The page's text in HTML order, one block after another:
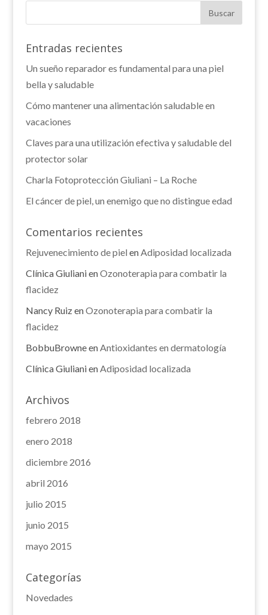
Entradas recientes
Un sueño reparador es fundamental para una piel
bella y saludable
Cómo mantener una alimentación saludable en
vacaciones
Claves para una utilización efectiva y saludable del
protector solar
Charla Fotoprotección Giuliani – La Roche
El cáncer de piel, un enemigo que no distingue edad
Comentarios recientes
Rejuvenecimiento de piel enAdiposidad localizada
Clínica GiulianienOzonoterapia para combatir la
flacidez
Nancy RuizenOzonoterapia para combatir la
flacidez
BobbuBrowneenAntioxidantes en dermatología
Clínica GiulianienAdiposidad localizada
Archivos
febrero 2018
enero 2018
diciembre 2016
abril 2016
julio 2015
junio 2015
mayo 2015
Categorías
Novedades